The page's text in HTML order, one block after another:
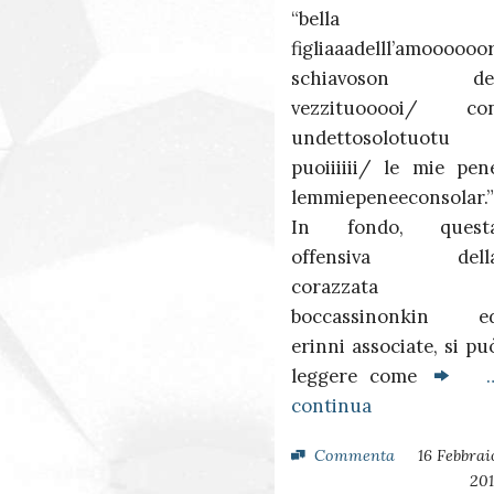
“bella
schiavoson
vezzituooooi/
undettosolotuotu
puoiiiiii/ le mie
lemmiepeneeconsolar.”
In fondo,
offensiva
corazzata
boccassinonkin
erinni associate, si
leggere come
continua
Commenta
16